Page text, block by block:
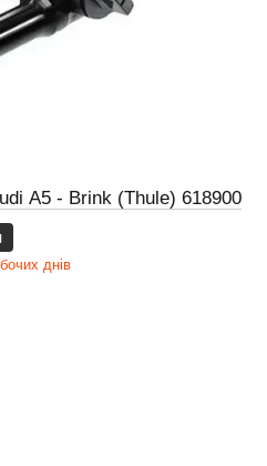
A5 - Brink (Thule) 618900
днів